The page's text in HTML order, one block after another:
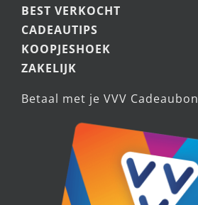
BEST VERKOCHT
CADEAUTIPS
KOOPJESHOEK
ZAKELIJK
Betaal met je VVV Cadeaubon